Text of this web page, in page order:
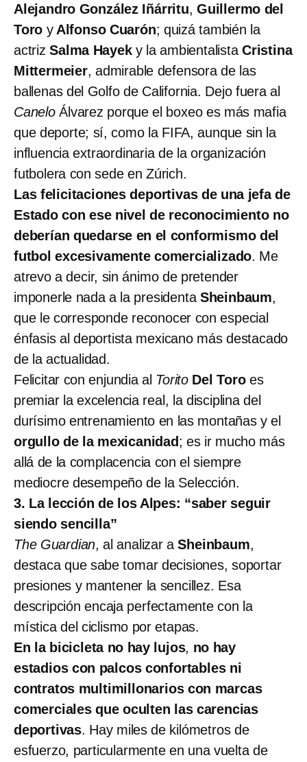
Alejandro González Iñárritu, Guillermo del
Toro yAlfonso Cuarón; quizá también la
actrizSalma Hayeky la ambientalistaCristina
Mittermeier, admirable defensora de las
ballenas del Golfo de California. Dejo fuera al
CaneloÁlvarez porque el boxeo es más mafia
que deporte; sí, como la FIFA, aunque sin la
influencia extraordinaria de la organización
futbolera con sede en Zúrich.
Las felicitaciones deportivas de una jefa de
Estado con ese nivel de reconocimiento no
deberían quedarse en el conformismo del
futbol excesivamente comercializado. Me
atrevo a decir, sin ánimo de pretender
imponerle nada a la presidenta Sheinbaum,
que le corresponde reconocer con especial
énfasis al deportista mexicano más destacado
de la actualidad.
Felicitar con enjundia al Torito Del Toroes
premiar la excelencia real, la disciplina del
durísimo entrenamiento en las montañas y el
orgullo de la mexicanidad ; es ir mucho más
allá de la complacencia con el siempre
mediocre desempeño de la Selección.
3. La lección de los Alpes: “saber seguir
siendo sencilla”
The Guardian, al analizar aSheinbaum,
destaca que sabe tomar decisiones, soportar
presiones y mantener la sencillez. Esa
descripción encaja perfectamente con la
mística del ciclismo por etapas.
En la bicicleta no hay lujos, no hay
estadios con palcos confortables ni
contratos multimillonarios con marcas
comerciales que oculten las carencias
deportivas. Hay miles de kilómetros de
esfuerzo, particularmente en una vuelta de